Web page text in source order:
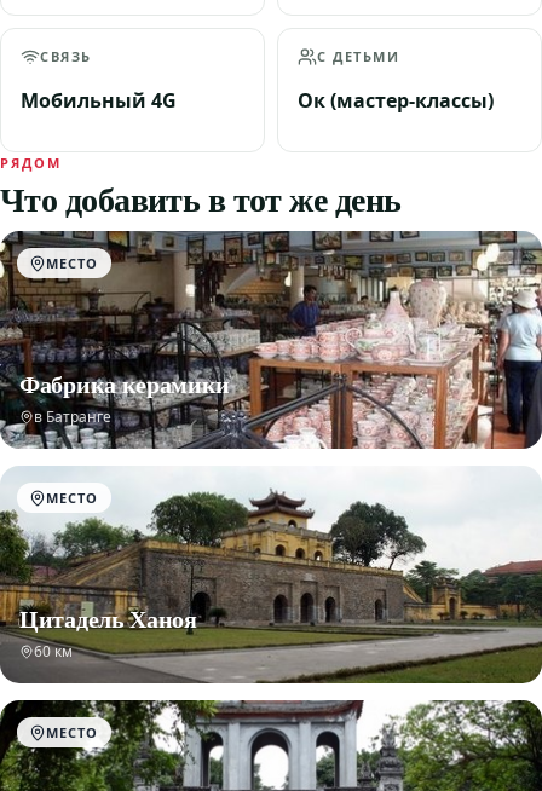
СВЯЗЬ
Мобильный 4G
С ДЕТЬМИ
Ок (мастер-классы)
РЯДОМ
Что добавить в тот же день
МЕСТО
Фабрика керамики
в Батранге
МЕСТО
Цитадель Ханоя
60 км
МЕСТО